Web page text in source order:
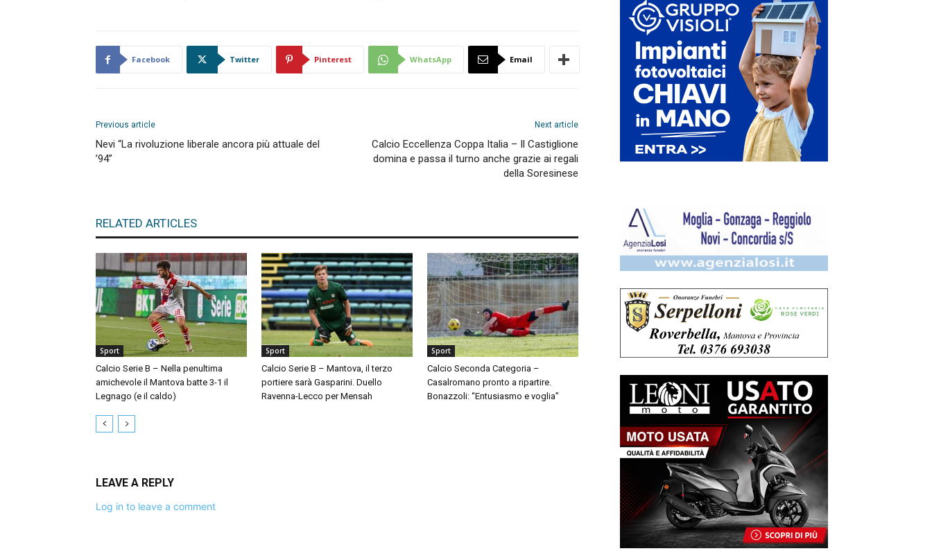
Facebook Twitter Pinterest WhatsApp Email
Previous article
Nevi “La rivoluzione liberale ancora più attuale del
’94”
Next article
Calcio Eccellenza Coppa Italia – Il Castiglione
domina e passa il turno anche grazie ai regali
della Soresinese
RELATED ARTICLES
Sport
Calcio Serie B – Nella penultima
amichevole il Mantova batte 3-1 il
Legnago (e il caldo)
Sport
Calcio Serie B – Mantova, il terzo
portiere sarà Gasparini. Duello
Ravenna-Lecco per Mensah
Sport
Calcio Seconda Categoria –
Casalromano pronto a ripartire.
Bonazzoli: “Entusiasmo e voglia”
LEAVE A REPLY
Log in to leave a comment